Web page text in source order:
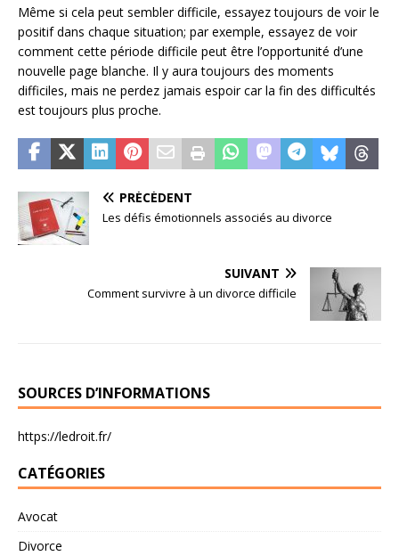
Même si cela peut sembler difficile, essayez toujours de voir le
positif dans chaque situation; par exemple, essayez de voir
comment cette période difficile peut être l’opportunité d’une
nouvelle page blanche. Il y aura toujours des moments
difficiles, mais ne perdez jamais espoir car la fin des difficultés
est toujours plus proche.
PRÉCÉDENT
Les défis émotionnels associés au divorce
SUIVANT
Comment survivre à un divorce difficile
SOURCES D’INFORMATIONS
https://ledroit.fr/
CATÉGORIES
Avocat
Divorce